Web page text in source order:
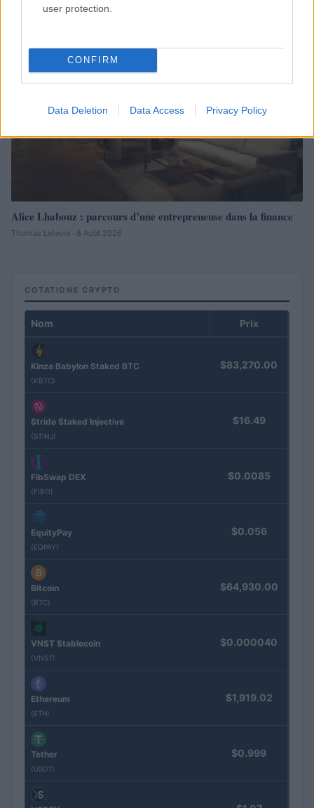
user protection.
CONFIRM
Data Deletion Data Access Privacy Policy
Alice Lhabouz : parcours d’une entrepreneuse dans la finance
Thomas Lefevre · 8 Août 2026
COTATIONS CRYPTO
Nom Prix
Kinza Babylon Staked BTC
(KBTC)
$83,270.00
Stride Staked Injective
(STINJ)
$16.49
FibSwap DEX
(FIBO)
$0.0085
EquityPay
(EQPAY)
$0.056
Bitcoin
(BTC)
$64,930.00
VNST Stablecoin
(VNST)
$0.000040
Ethereum
(ETH)
$1,919.02
Tether
(USDT)
$0.999